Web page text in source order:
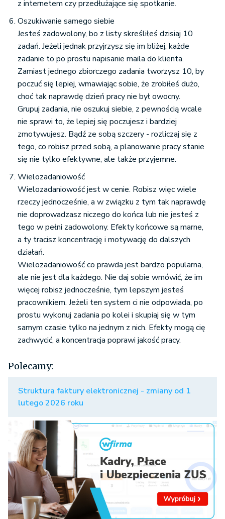
z internetem czy przedłużające się spotkanie.
Oszukiwanie samego siebie
Jesteś zadowolony, bo z listy skreśliłeś dzisiaj 10
zadań. Jeżeli jednak przyjrzysz się im bliżej, każde
zadanie to po prostu napisanie maila do klienta.
Zamiast jednego zbiorczego zadania tworzysz 10, by
poczuć się lepiej, wmawiając sobie, że zrobiłeś dużo,
choć tak naprawdę dzień pracy nie był owocny.
Grupuj zadania, nie oszukuj siebie, z pewnością wcale
nie sprawi to, że lepiej się poczujesz i bardziej
zmotywujesz. Bądź ze sobą szczery - rozliczaj się z
tego, co robisz przed sobą, a planowanie pracystanie
się nie tylko efektywne, ale także przyjemne.
Wielozadaniowość
Wielozadaniowość jest w cenie. Robisz więc wiele
rzeczy jednocześnie, a w związku z tym tak naprawdę
nie doprowadzasz niczego do końca lub nie jesteś z
tego w pełni zadowolony. Efekty końcowe są marne,
a ty tracisz koncentrację i motywację do dalszych
działań.
Wielozadaniowość co prawda jest bardzo popularna,
ale nie jest dla każdego. Nie daj sobie wmówić, że im
więcej robisz jednocześnie, tym lepszym jesteś
pracownikiem. Jeżeli ten system ci nie odpowiada, po
prostu wykonuj zadania po kolei i skupiaj się w tym
samym czasie tylko na jednym z nich. Efekty mogą cię
zachwycić, a koncentracja poprawi jakość pracy.
Polecamy:
Struktura faktury elektronicznej - zmiany od 1
lutego 2026 roku